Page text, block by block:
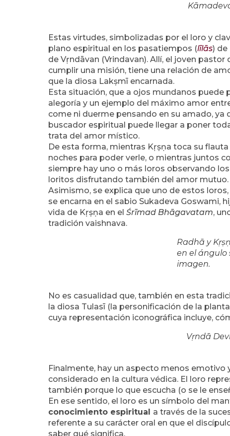
Estas virtudes, simbolizadas por el loro y
plano espiritual en los pasatiempos (līlās) de
de Vṛndāvan (Vrindavan). Allí, el joven
cumplir una misión, tiene una relación de
que la diosa Lakṣmī encarnada.
Esta situación, que a ojos mundanos puede
alegoría y un ejemplo del máximo amor
come ni duerme pensando en su amado,
buscador espiritual puede llegar a poner
trata del amor místico.
De esta forma, mientras Kṛṣṇa toca su
noches para poder verle, o mientras juntos
siempre hay uno o más loros observando
loritos disfrutando también del amor mutuo.
Asimismo, se explica que uno de estos
se encarna en el sabio Sukadeva Goswami,
vida de Kṛṣṇa en el Śrīmad Bhāgavatam,
tradición vaishnava.
Radhā y
en el ángulo
imagen.
No es casualidad que, también en esta
la diosa Tulasī (la personificación de la
cuya representación iconográfica incluye,
Vṛndā
Finalmente, hay un aspecto menos
considerado en la cultura védica. El loro
también porque lo que escucha (o se le
En ese sentido, el loro es un símbolo del
conocimiento espiritual a través de la
referente a su carácter oral en que el
saber qué significa.